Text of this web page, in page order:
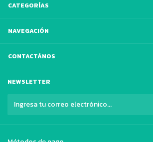
CATEGORÍAS
NAVEGACIÓN
CONTACTÁNOS
NEWSLETTER